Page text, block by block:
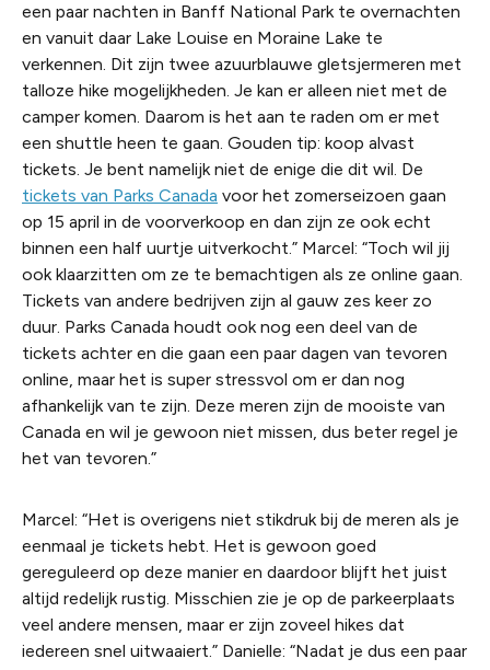
een paar nachten in Banff National Park te overnachten
en vanuit daar Lake Louise en Moraine Lake te
verkennen. Dit zijn twee azuurblauwe gletsjermeren met
talloze hike mogelijkheden. Je kan er alleen niet met de
camper komen. Daarom is het aan te raden om er met
een shuttle heen te gaan. Gouden tip: koop alvast
tickets. Je bent namelijk niet de enige die dit wil. De
tickets van Parks Canada voor het zomerseizoen gaan
op 15 april in de voorverkoop en dan zijn ze ook echt
binnen een half uurtje uitverkocht.” Marcel: “Toch wil jij
ook klaarzitten om ze te bemachtigen als ze online gaan.
Tickets van andere bedrijven zijn al gauw zes keer zo
duur. Parks Canada houdt ook nog een deel van de
tickets achter en die gaan een paar dagen van tevoren
online, maar het is super stressvol om er dan nog
afhankelijk van te zijn. Deze meren zijn de mooiste van
Canada en wil je gewoon niet missen, dus beter regel je
het van tevoren.”
Marcel: “Het is overigens niet stikdruk bij de meren als je
eenmaal je tickets hebt. Het is gewoon goed
gereguleerd op deze manier en daardoor blijft het juist
altijd redelijk rustig. Misschien zie je op de parkeerplaats
veel andere mensen, maar er zijn zoveel hikes dat
iedereen snel uitwaaiert.” Danielle: “Nadat je dus een paar